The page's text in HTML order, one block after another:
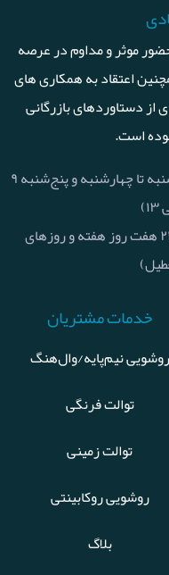
موثر و مداوم در عرصه
اعتقاد به همکاری های
از دستاوردهای بازرگانی
است.
۰۹۱۵۵۰۵۵۰۰۶ (۹ الی ۱۷ شنبه تا چهارشنبه و پنج‌شنبه ۹
۰۹۱۵۵۰۵۵۰۰۶ (۹ الی ۲۴ هفت روز هفته و روزهای
خدمات مشتریان
روشویی نیم‌پایه/وال‌هنگ
توالت فرنگی
توالت زمینی
روشویی روکابینتی
بلاگ